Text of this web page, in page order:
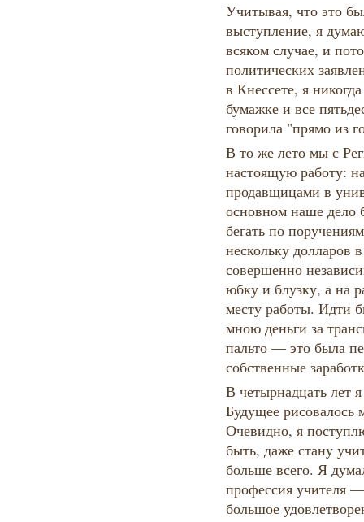
Учитывая, что это
выступление, я
всяком случае, и
политических
в Кнессете, я
бумажке и все
говорила "прямо из
В то же лето мы с
настоящую работу:
продавщицами в
основном наше дело
бегать по
нескольку долларов
совершенно
юбку и блузку, а на
месту работы. Идти
мною деньги за
пальто — это была
собственные
В четырнадцать лет
Будущее рисовалось
Очевидно, я
быть, даже стану
больше всего. Я
профессия учителя
большое